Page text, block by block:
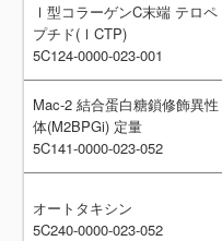
Ⅰ型コラーゲンC末端 テロペ
プチド(ⅠCTP)
5C124-0000-023-001
Mac-2 結合蛋白糖鎖修飾異性
体(M2BPGi) 定量
5C141-0000-023-052
オートタキシン
5C240-0000-023-052
Ⅰ型コラーゲンC末端 テロペ
プチド(ⅠCTP)
5C124-0000-023-001
Mac-2 結合蛋白糖鎖修飾異性
体(M2BPGi) 定量
5C141-0000-023-052
オートタキシン
5C240-0000-023-052